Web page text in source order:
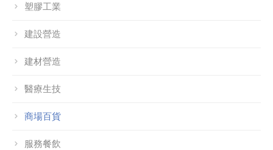
塑膠工業
建設營造
建材營造
醫療生技
商場百貨
服務餐飲